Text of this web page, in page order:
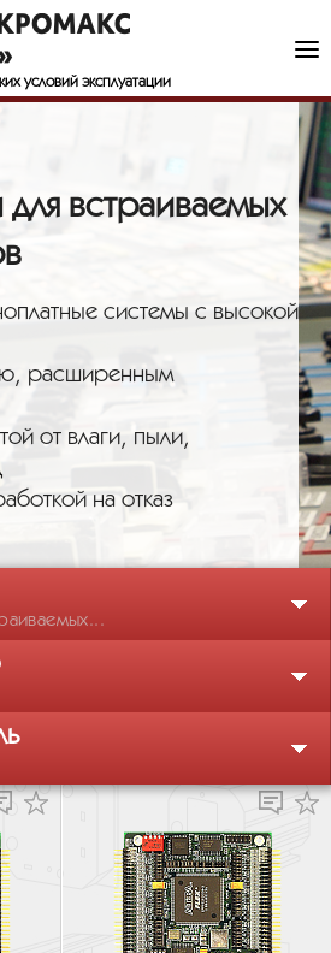
условий эксплуатации
встраиваемых
системы с высокой
расширенным
от влаги, пыли,
на отказ